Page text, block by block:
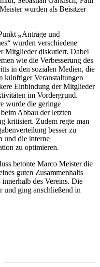
wurden als Beisitzer
„Anträge und
wurden verschiedene
Mitglieder diskutiert. Dabei
wie die Verbesserung des
in den sozialen Medien, die
künftiger Veranstaltungen
Einbindung der Mitglieder
im Vordergrund.
wurde die geringe
Abbau der letzten
kritisiert. Zudem regte man
besser zu
und die interne
zu optimieren.
betonte Marco Meister die
guten Zusammenhalts
des Vereins. Die
und ging anschließend in